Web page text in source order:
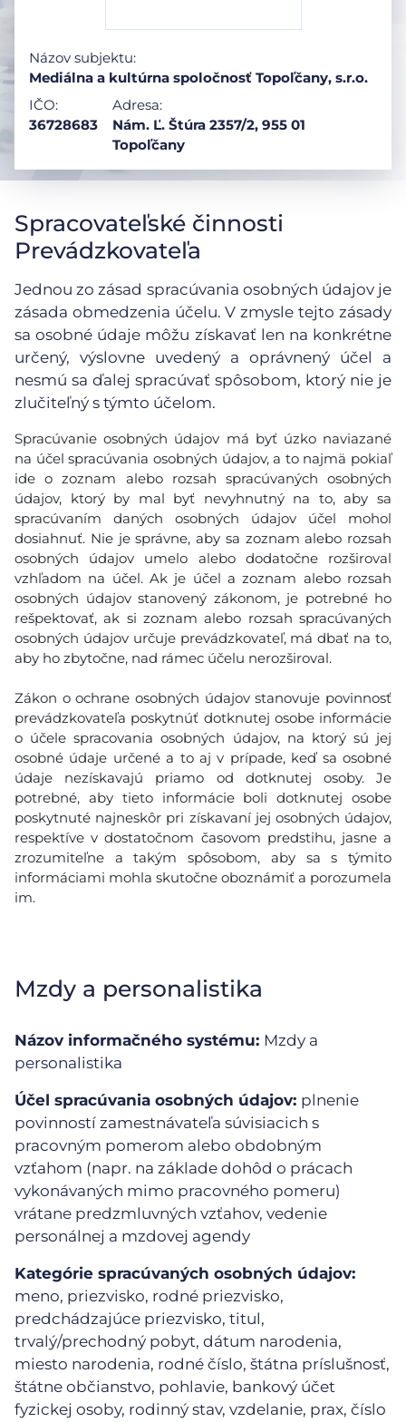
Názov subjektu:
Mediálna a kultúrna spoločnosť Topoľčany, s.r.o.
IČO:
36728683
Adresa:
Nám. Ľ. Štúra 2357/2, 955 01
Topoľčany
Spracovateľské činnosti
Prevádzkovateľa
Jednou zo zásad spracúvania osobných údajov je
zásada obmedzenia účelu. V zmysle tejto zásady
sa osobné údaje môžu získavať len na konkrétne
určený, výslovne uvedený a oprávnený účel a
nesmú sa ďalej spracúvať spôsobom, ktorý nie je
zlučiteľný s týmto účelom.
Spracúvanie osobných údajov má byť úzko naviazané
na účel spracúvania osobných údajov, a to najmä pokiaľ
ide o zoznam alebo rozsah spracúvaných osobných
údajov, ktorý by mal byť nevyhnutný na to, aby sa
spracúvaním daných osobných údajov účel mohol
dosiahnuť. Nie je správne, aby sa zoznam alebo rozsah
osobných údajov umelo alebo dodatočne rozširoval
vzhľadom na účel. Ak je účel a zoznam alebo rozsah
osobných údajov stanovený zákonom, je potrebné ho
rešpektovať, ak si zoznam alebo rozsah spracúvaných
osobných údajov určuje prevádzkovateľ, má dbať na to,
aby ho zbytočne, nad rámec účelu nerozširoval.
Zákon o ochrane osobných údajov stanovuje povinnosť
prevádzkovateľa poskytnúť dotknutej osobe informácie
o účele spracovania osobných údajov, na ktorý sú jej
osobné údaje určené a to aj v prípade, keď sa osobné
údaje nezískavajú priamo od dotknutej osoby. Je
potrebné, aby tieto informácie boli dotknutej osobe
poskytnuté najneskôr pri získavaní jej osobných údajov,
respektíve v dostatočnom časovom predstihu, jasne a
zrozumiteľne a takým spôsobom, aby sa s týmito
informáciami mohla skutočne oboznámiť a porozumela
im.
Mzdy a personalistika
Názov informačného systému: Mzdy a
personalistika
Účel spracúvania osobných údajov: plnenie
povinností zamestnávateľa súvisiacich s
pracovným pomerom alebo obdobným
vzťahom (napr. na základe dohôd o prácach
vykonávaných mimo pracovného pomeru)
vrátane predzmluvných vzťahov, vedenie
personálnej a mzdovej agendy
Kategórie spracúvaných osobných údajov:
meno, priezvisko, rodné priezvisko,
predchádzajúce priezvisko, titul,
trvalý/prechodný pobyt, dátum narodenia,
miesto narodenia, rodné číslo, štátna príslušnosť,
štátne občianstvo, pohlavie, bankový účet
fyzickej osoby, rodinný stav, vzdelanie, prax, číslo